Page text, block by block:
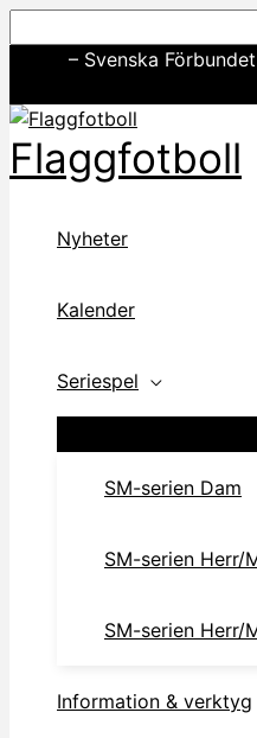
till
– Svenska
Flaggfotboll
Nyheter
Kalender
Seriespel
SM-serien Dam
SM-serien Herr/
SM-serien Herr/
Information & verktyg